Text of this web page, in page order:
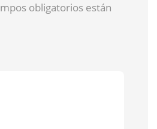
obligatorios están